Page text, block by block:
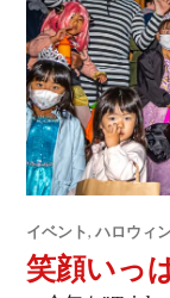
イベント,ハロウィ
笑顔いっ